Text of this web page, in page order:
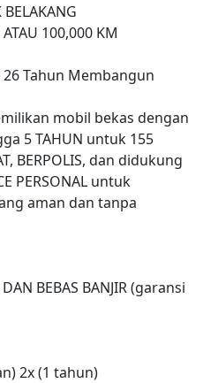
BELAKANG
100,000 KM
Tahun Membangun
mobil bekas dengan
5 TAHUN untuk 155
BERPOLIS, dan didukung
PERSONAL untuk
aman dan tanpa
BEBAS BANJIR (garansi
2x (1 tahun)